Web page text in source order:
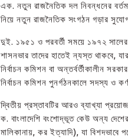
এক. নতুন রাজনৈতিক দল নিবন্ধনের
নিয়ে নতুন রাজনৈতিক সংগঠন গড়ার
দুই. ১৯৫১ ও পরবর্তী সময়ে ১৯৭২ সালের
শাসনভার তাদের হাতেই ন্যস্ত থাকবে,
নির্বাচন কমিশন বা অন্তর্বর্তীকালীন
নির্বাচন কমিশন পুনর্গঠনকালে সদস্য ও
দ্বিতীয় প্রস্তাবটির আরও ব্যাখ্যা
ক. বাংলাদেশি বংশোদ্ভূত কেউ অন্য
মালিকানায়, কর ইত্যাদি), যা বিশদভাবে